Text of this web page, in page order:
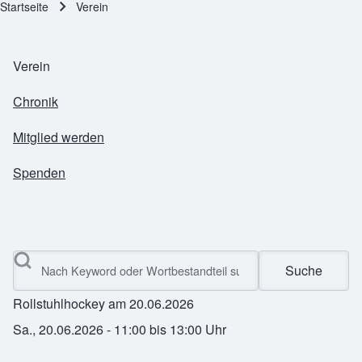
Startseite Verein
Verein
Chronik
Mitglied werden
Spenden
Suche
Rollstuhlhockey am 20.06.2026
Sa., 20.06.2026 - 11:00 bis 13:00 Uhr